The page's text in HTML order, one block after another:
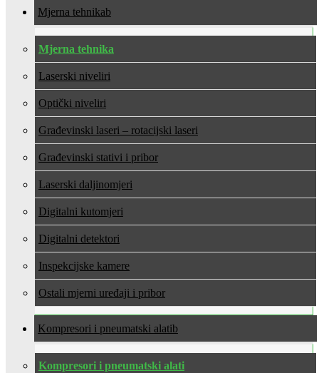
Mjerna tehnika
Mjerna tehnika
Laserski niveliri
Optički niveliri
Građevinski laseri – rotacijski laseri
Građevinski stativi i pribor
Laserski daljinomjeri
Digitalni kutomjeri
Digitalni detektori
Inspekcijske kamere
Ostali mjerni uređaji i pribor
Kompresori i pneumatski alati
Kompresori i pneumatski alati